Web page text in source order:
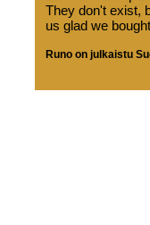
They don't exist,
us glad we
Runo on julkaistu